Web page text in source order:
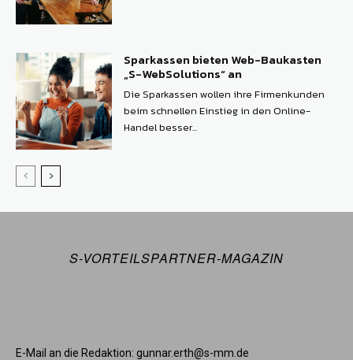
Sparkassen bieten Web-Baukasten
„S-WebSolutions“ an
Die Sparkassen wollen ihre Firmenkunden
beim schnellen Einstieg in den Online-
Handel besser...
S-VORTEILSPARTNER-MAGAZIN
E-Mail an die Redaktion: gunnar.erth@s-mm.de